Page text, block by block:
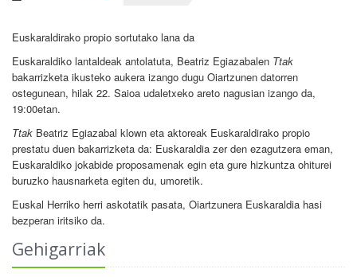
Euskaraldirako propio sortutako lana da
Euskaraldiko lantaldeak antolatuta, Beatriz Egiazabalen Ttak
bakarrizketa ikusteko aukera izango dugu Oiartzunen datorren
ostegunean, hilak 22. Saioa udaletxeko areto nagusian izango da,
19:00etan.
Ttak Beatriz Egiazabal klown eta aktoreak Euskaraldirako propio
prestatu duen bakarrizketa da: Euskaraldia zer den ezagutzera eman,
Euskaraldiko jokabide proposamenak egin eta gure hizkuntza ohiturei
buruzko hausnarketa egiten du, umoretik.
Euskal Herriko herri askotatik pasata, Oiartzunera Euskaraldia hasi
bezperan iritsiko da.
Gehigarriak